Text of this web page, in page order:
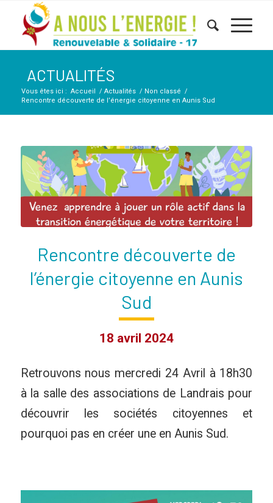
ACTUALITÉS
Vous êtes ici : Accueil / Actualités / Non classé /
Rencontre découverte de l’énergie citoyenne en Aunis Sud
Rencontre découverte de
l’énergie citoyenne en Aunis
Sud
18 avril 2024
Retrouvons nous mercredi 24 Avril à 18h30
à la salle des associations de Landrais pour
découvrir les sociétés citoyennes et
pourquoi pas en créer une en Aunis Sud.